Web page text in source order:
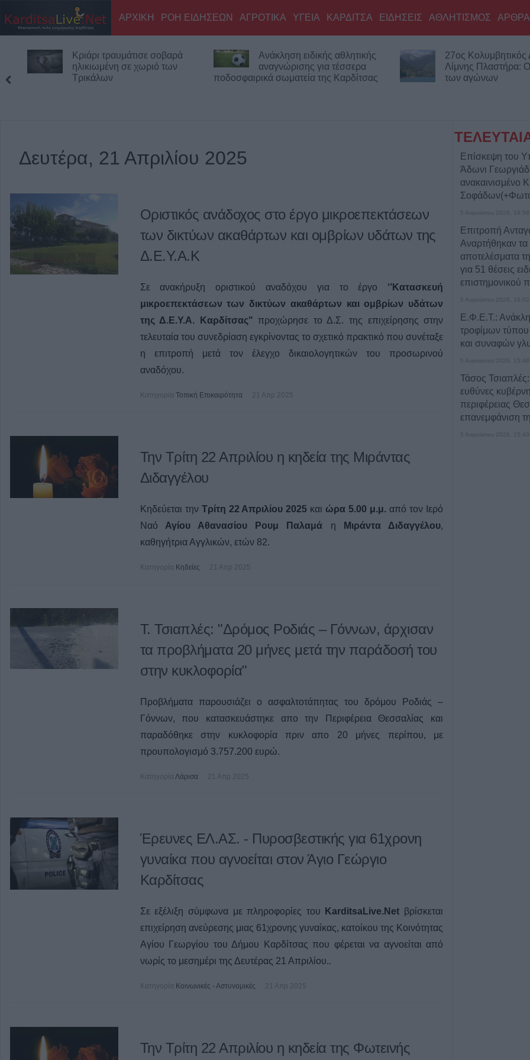
ΑΡΧΙΚΗ ΡΟΗ ΕΙΔΗΣΕΩΝ ΑΓΡΟΤΙΚΑ ΥΓΕΙΑ ΚΑΡΔΙΤΣΑ ΕΙΔΗΣΕΙΣ ΑΘΛΗΤΙΣΜΟΣ ΑΡΘΡΑ
Κριάρι τραυμάτισε σοβαρά
ηλικιωμένη σε χωριό των
Τρικάλων
Ανάκληση ειδικής αθλητικής
αναγνώρισης για τέσσερα
ποδοσφαιρικά σωματεία της Καρδίτσας
27ος Κολυμβητικός
Λίμνης Πλαστήρα:
των αγώνων
Δευτέρα, 21 Απριλίου 2025
Οριστικός ανάδοχος στο έργο μικροεπεκτάσεων
των δικτύων ακαθάρτων και ομβρίων υδάτων της
Δ.Ε.Υ.Α.Κ
Σε ανακήρυξη οριστικού αναδόχου για το έργο ‘’Κατασκευή
μικροεπεκτάσεων των δικτύων ακαθάρτων και ομβρίων υδάτων
της Δ.Ε.Υ.Α. Καρδίτσας" προχώρησε το Δ.Σ. της επιχείρησης στην
τελευταία του συνεδρίαση εγκρίνοντας το σχετικό πρακτικό που συνέταξε
η επιτροπή μετά τον έλεγχο δικαιολογητικών του προσωρινού
αναδόχου.
Κατηγορία Τοπική Επικαιρότητα 21 Απρ 2025
Την Τρίτη 22 Απριλίου η κηδεία της Μιράντας
Διδαγγέλου
Κηδεύεται την Τρίτη 22 Απριλίου 2025 και ώρα 5.00 μ.μ. από τον Ιερό
Ναό Αγίου Αθανασίου Ρουμ Παλαμά η Μιράντα Διδαγγέλου,
καθηγήτρια Αγγλικών, ετών 82.
Κατηγορία Κηδείες 21 Απρ 2025
Τ. Τσιαπλές: "Δρόμος Ροδιάς – Γόννων, άρχισαν
τα προβλήματα 20 μήνες μετά την παράδοσή του
στην κυκλοφορία"
Προβλήματα παρουσιάζει ο ασφαλτοτάπητας του δρόμου Ροδιάς –
Γόννων, που κατασκευάστηκε απο την Περιφέρεια Θεσσαλίας και
παραδόθηκε στην κυκλοφορία πριν απο 20 μήνες περίπου, με
προυπολογισμό 3.757.200 ευρώ.
Κατηγορία Λάρισα 21 Απρ 2025
Έρευνες ΕΛ.ΑΣ. - Πυροσβεστικής για 61χρονη
γυναίκα που αγνοείται στον Άγιο Γεώργιο
Καρδίτσας
Σε εξέλιξη σύμφωνα με πληροφορίες του KarditsaLive.Net βρίσκεται
επιχείρηση ανεύρεσης μιας 61χρονης γυναίκας, κατοίκου της Κοινότητας
Αγίου Γεωργίου του Δήμου Καρδίτσας που φέρεται να αγνοείται από
νωρίς το μεσημέρι της Δευτέρας 21 Απριλίου..
Κατηγορία Κοινωνικές - Αστυνομικές 21 Απρ 2025
Την Τρίτη 22 Απριλίου η κηδεία της Φωτεινής
Επίσκεψη του
Άδωνι
ανακαινισμένο
5 Αυγούστου 2026, 16:58
Επιτροπή
Αναρτήθηκαν τα
αποτελέσματα
για 51 θέσεις
επιστημονικού
5 Αυγούστου 2026, 16:02
Ε.Φ.Ε.Τ.:
τροφίμων
και συναφών
5 Αυγούστου 2026, 15:48
Τάσος
ευθύνες
περιφέρειας
επανεμφάνιση
5 Αυγούστου 2026, 15:40